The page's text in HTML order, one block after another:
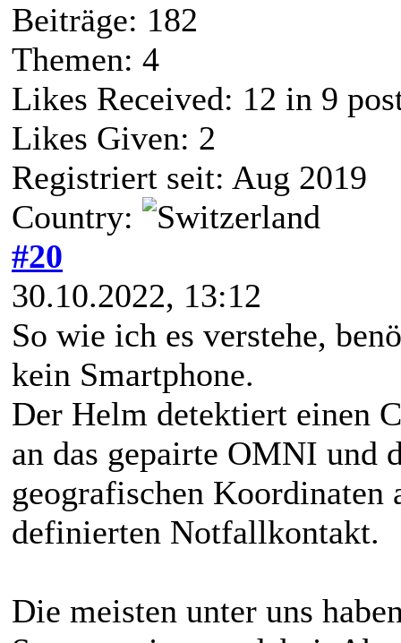
Beiträge: 182
Themen: 4
Likes Received: 12 in 9
Likes Given: 2
Registriert seit: Aug 2019
Country:
#20
30.10.2022, 13:12
So wie ich es verstehe,
kein Smartphone.
Der Helm detektiert einen
an das gepairte OMNI und
geografischen Koordinaten
definierten Notfallkontakt.
Die meisten unter uns